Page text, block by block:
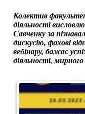
Колектив
діяльності
Савченку за
дискусію, фахові
вебінару, бажає
діяльності,